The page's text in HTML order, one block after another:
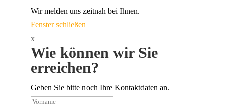
Wir melden uns zeitnah bei Ihnen.
Fenster schließen
x
Wie können wir Sie
erreichen?
Geben Sie bitte noch Ihre Kontaktdaten an.